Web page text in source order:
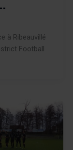
à Ribeauvillé
Football